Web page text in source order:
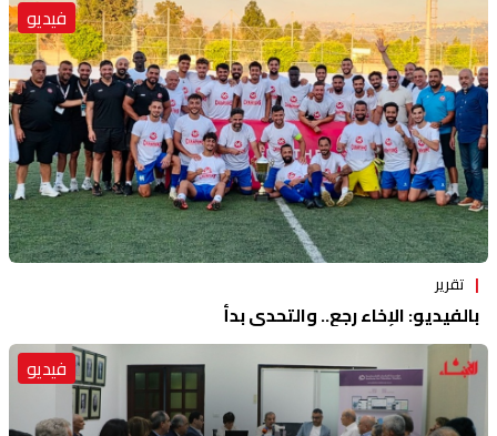
فيديو
تقرير
بالفيديو: الإخاء رجع.. والتحدي بدأ
فيديو